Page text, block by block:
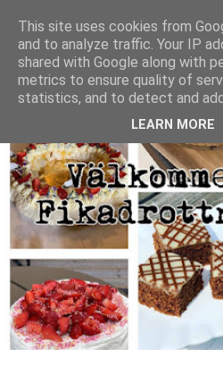
This site uses cookies from
and to analyze traffic. Your IP
shared with Google along with
metrics to ensure quality of
statistics, and to detect and
LEARN MORE